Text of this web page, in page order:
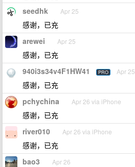
seedhk Apr 25
感谢，已充
arewei Apr 25
感谢，已充
940i3s34v4F1HW41 PRO Apr 25
感谢，已充
pchychina Apr 26 via iPhone
感谢，已充
river010 Apr 26 via iPhone
感谢，已充
bao3 Apr 26